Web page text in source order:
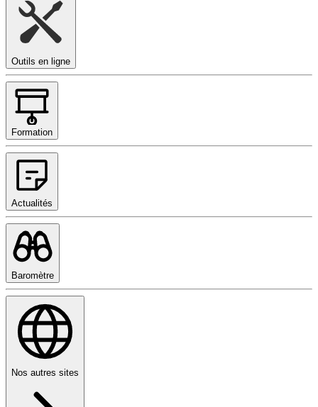
Outils en ligne
Formation
Actualités
Baromètre
Nos autres sites